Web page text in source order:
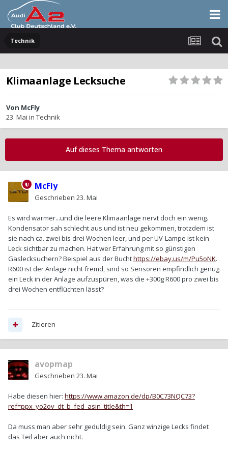
Technik
Klimaanlage Lecksuche
Von McFly
23. Mai in Technik
Auf dieses Thema antworten
McFly
Geschrieben 23. Mai
Es wird wärmer...und die leere Klimaanlage nervt doch ein wenig.
Kondensator sah schlecht aus und ist neu gekommen, trotzdem ist
sie nach ca. zwei bis drei Wochen leer, und per UV-Lampe ist kein
Leck sichtbar zu machen. Hat wer Erfahrung mit so günstigen
Gaslecksuchern? Beispiel aus der Buchthttps://ebay.us/m/Pu5oNK.
R600 ist der Anlage nicht fremd, sind so Sensoren empfindlich genug
ein Leck in der Anlage aufzuspüren, was die +300g R600 pro zwei bis
drei Wochen entflüchten lässt?
Zitieren
avopmap
Geschrieben 23. Mai
Habe diesen hier: https://www.amazon.de/dp/B0C73NQC73?
ref=ppx_yo2ov_dt_b_fed_asin_title&th=1
Da muss man aber sehr geduldig sein. Ganz winzige Lecks findet
das Teil aber auch nicht.